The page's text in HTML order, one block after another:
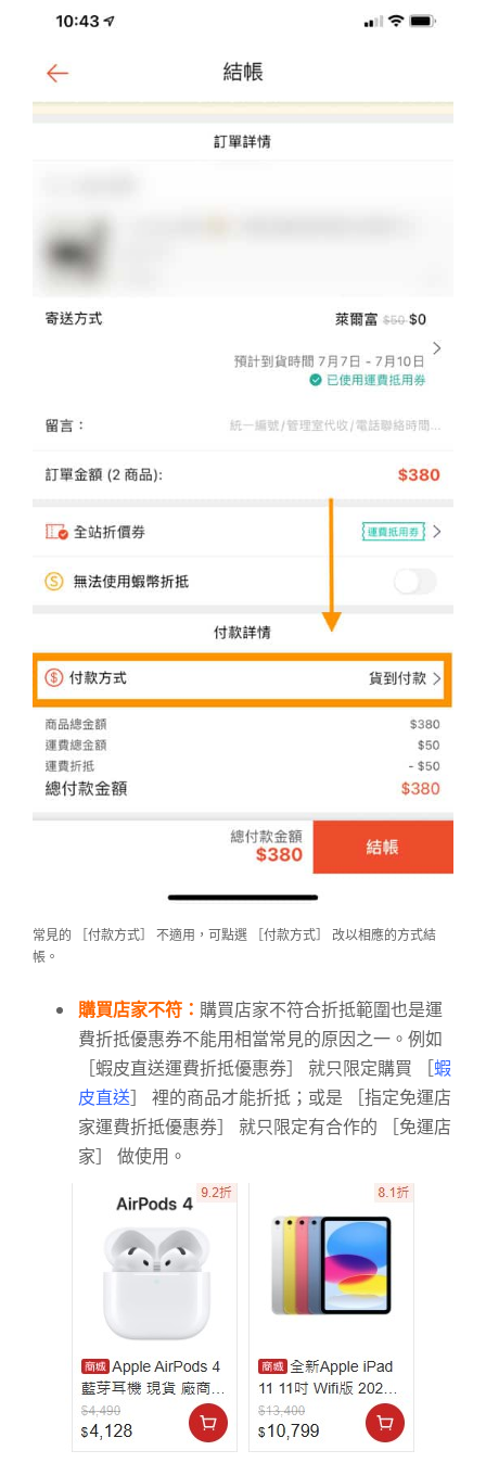
常見的 ［付款方式］ 不適用，可點選 ［付款方式］ 改以相應的方式結
帳。
購買店家不符： 購買店家不符合折抵範圍也是運
費折抵優惠券不能用相當常見的原因之一。例如
［蝦皮直送運費折抵優惠券］ 就只限定購買 ［蝦
皮直送］ 裡的商品才能折抵；或是 ［指定免運店
家運費折抵優惠券］ 就只限定有合作的 ［免運店
家］ 做使用。